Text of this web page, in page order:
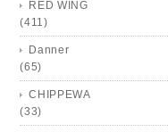
RED WING
(411)
Danner
(65)
CHIPPEWA
(33)